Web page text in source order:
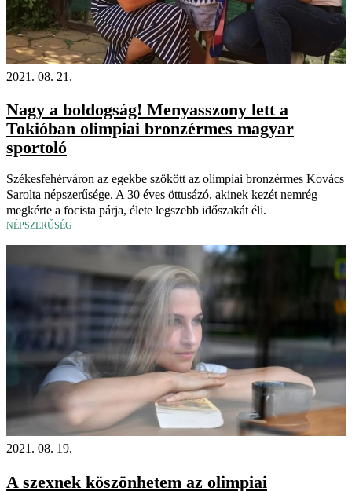
2021. 08. 21.
Nagy a boldogság! Menyasszony lett a
Tokióban olimpiai bronzérmes magyar
sportoló
Székesfehérváron az egekbe szökött az olimpiai bronzérmes Kovács
Sarolta népszerűsége. A 30 éves öttusázó, akinek kezét nemrég
megkérte a focista párja, élete legszebb időszakát éli.
NÉPSZERŰSÉG
2021. 08. 19.
A szexnek köszönhetem az olimpiai